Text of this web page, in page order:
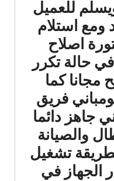
للعميل
ومع استلام
اصلاح
حالة تكرر
مجانا كما
فريق
جاهز دائما
والصيانة
تشغيل
الجهاز في